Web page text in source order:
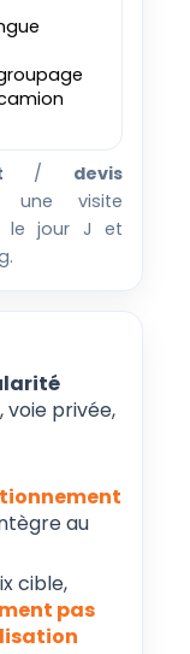
/ devis
visite
le jour J et
voie privée,
au
cible,
pas